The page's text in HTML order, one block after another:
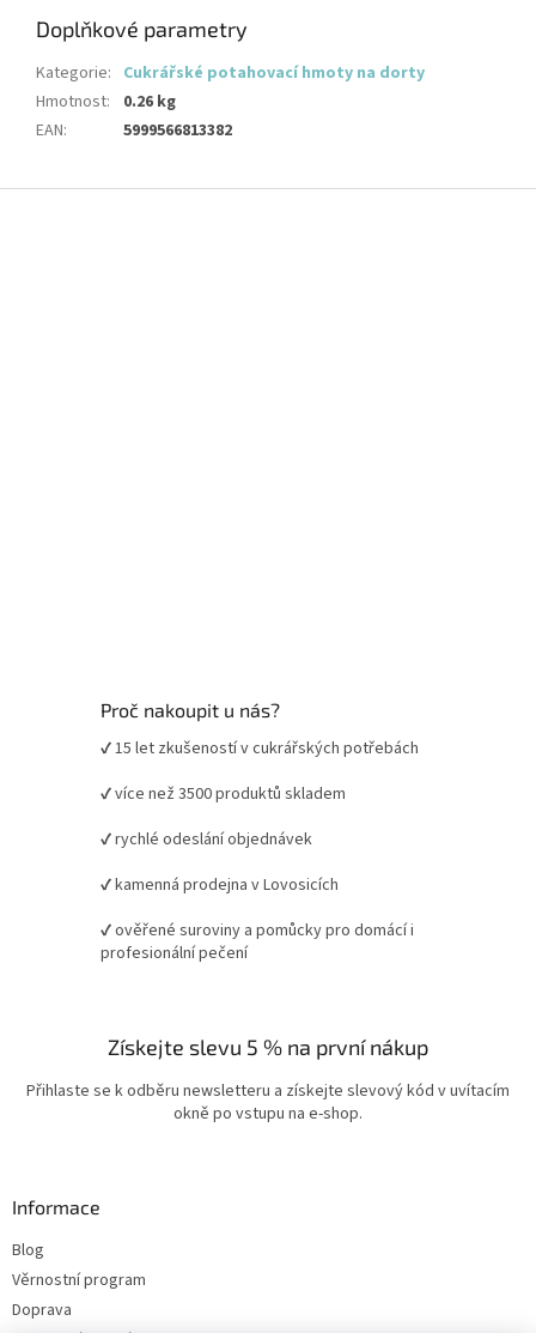
Doplňkové parametry
Kategorie: Cukrářské potahovací hmoty na dorty
Hmotnost:
0.26 kg
EAN: 5999566813382
Proč nakoupit u nás?
✔ 15 let zkušeností v cukrářských potřebách
✔ více než 3500 produktů skladem
✔ rychlé odeslání objednávek
✔ kamenná prodejna v Lovosicích
✔ ověřené suroviny a pomůcky pro domácí i
profesionální pečení
Získejte slevu 5 % na první nákup
Přihlaste se k odběru newsletteru a získejte slevový kód v uvítacím
okně po vstupu na e-shop.
Informace
Blog
Věrnostní program
Doprava